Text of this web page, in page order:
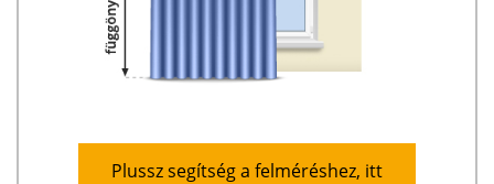
Plussz segítség a felméréshez, itt